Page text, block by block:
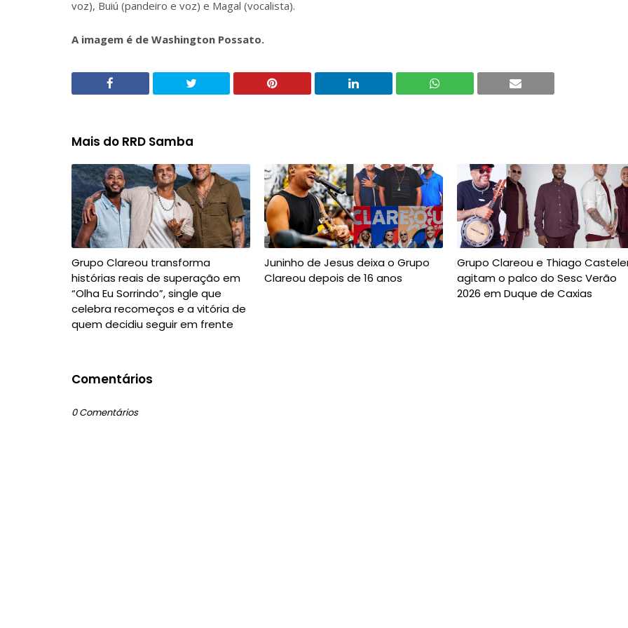
voz), Buiú (pandeiro e voz) e Magal (vocalista).
A imagem é de Washington Possato.
Mais do RRD Samba
Grupo Clareou transforma
histórias reais de superação em
“Olha Eu Sorrindo”, single que
celebra recomeços e a vitória de
quem decidiu seguir em frente
Juninho de Jesus deixa o Grupo
Clareou depois de 16 anos
Grupo Clareou e Thiago
agitam o palco do Sesc Verão
2026 em Duque de Caxias
Comentários
0 Comentários